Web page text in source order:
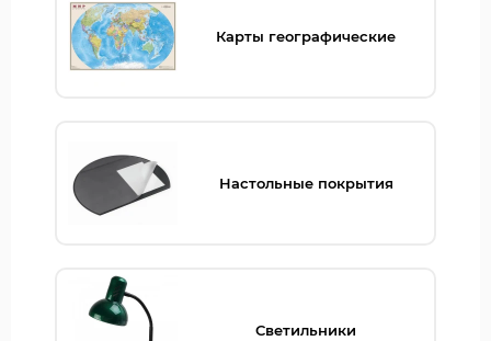
Карты географические
Настольные покрытия
Светильники